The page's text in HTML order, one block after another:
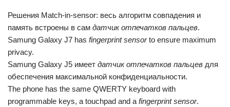
Решения Match-in-sensor: весь алгоритм совпадения и
память встроены в сам датчик отпечатков пальцев.
Samung Galaxy J7 has fingerprint sensorto ensure maximum
privacy.
Samung Galaxy J5 имеет датчик отпечатков пальцев для
обеспечения максимальной конфиденциальности.
The phone has the same QWERTY keyboard with
programmable keys, a touchpad and a fingerprint sensor.